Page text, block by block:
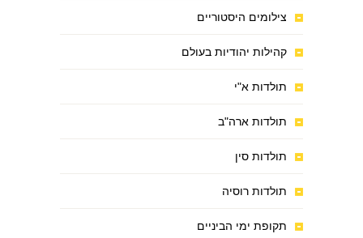
צילומים היסטוריים
קהילות יהודיות בעולם
תולדות א"י
תולדות ארה"ב
תולדות סין
תולדות רוסיה
תקופת ימי הביניים